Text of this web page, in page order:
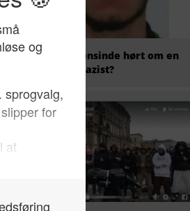
Hvem har nogensinde hørt om en
radikaliseret nazist?